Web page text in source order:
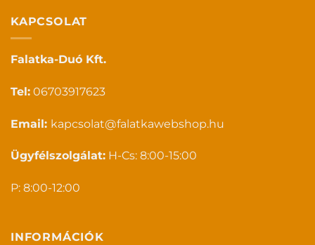
KAPCSOLAT
Falatka-Duó Kft.
Tel: 06703917623
Email: kapcsolat@falatkawebshop.hu
Ügyfélszolgálat: H-Cs: 8:00-15:00
P: 8:00-12:00
INFORMÁCIÓK